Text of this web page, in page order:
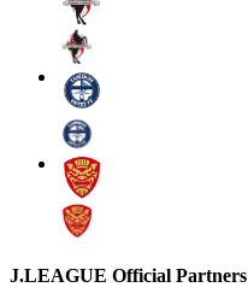
J.LEAGUE Official Partners